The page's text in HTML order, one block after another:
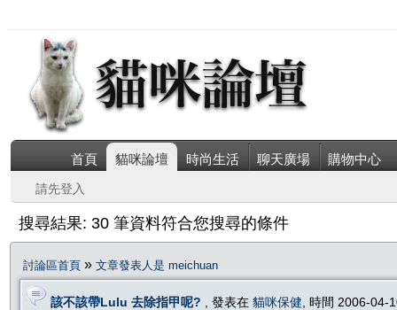
首頁 貓咪論壇 時尚生活 聊天廣場 購物中心
請先登入
搜尋結果: 30 筆資料符合您搜尋的條件
討論區首頁 » 文章發表人是 meichuan
該不該帶Lulu 去除指甲呢? , 發表在 貓咪保健 , 時間 2006-